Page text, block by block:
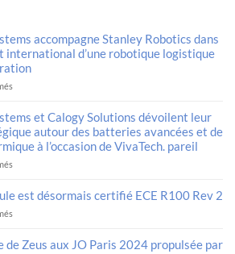
accompagne Stanley Robotics dans
international d’une robotique logistique
DraftPowerTech
Systems
supports
Stanley
international
deployment
next-
et Calogy Solutions dévoilent leur
autour des batteries avancées et de
à l’occasion de VivaTech. pareil
Systems
and
Calogy
unveil
est désormais certifié ECE R100 Rev 2
PowerModule
is
de Zeus aux JO Paris 2024 propulsée par